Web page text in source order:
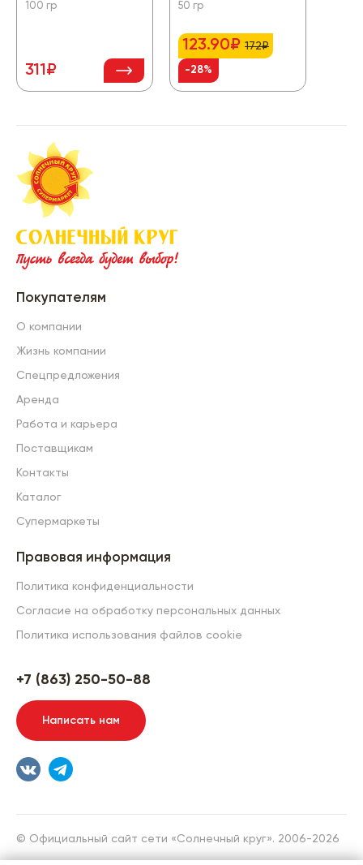
100 гр
311₽
50 гр
123.90₽ 172₽
-28%
Покупателям
О компании
Жизнь компании
Спецпредложения
Аренда
Работа и карьера
Поставщикам
Контакты
Каталог
Супермаркеты
Правовая информация
Политика конфиденциальности
Согласие на обработку персональных данных
Политика использования файлов cookie
+7 (863) 250-50-88
Написать нам
© Официальный сайт сети «Солнечный круг». 2006-2026